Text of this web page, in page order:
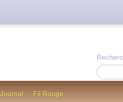
Fil Rouge
de difficultés, contactez nous